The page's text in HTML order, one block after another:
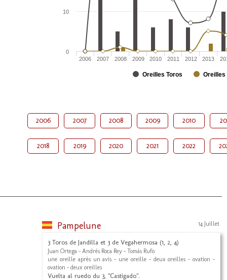
Oreilles Toros Oreilles
2006 2007 2008 2009 2010 2011 2012 2013
0
10
2006 2007 2008 2009 2010
2018 2019 2020 2021 2022
Pampelune 14 Juillet
3 Toros de Jandilla et 3 de Vegahermosa (1, 2, 4)
Juan Ortega - Andrés Roca Rey - Tomás Rufo
une oreille après un avis - une oreille - deux oreilles - ovation -
ovation - deux oreilles
Vuelta al ruedo du 3, "Castigado".